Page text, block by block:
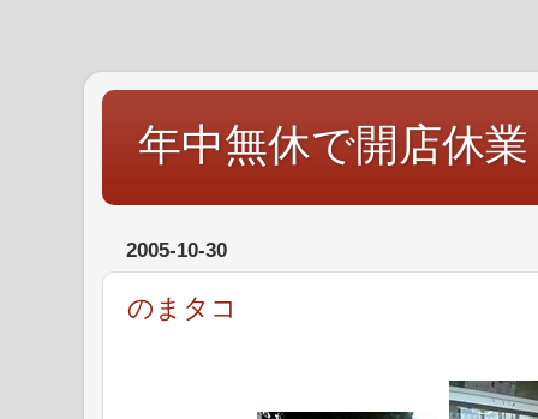
年中無休で開店休業
2005-10-30
のまタコ